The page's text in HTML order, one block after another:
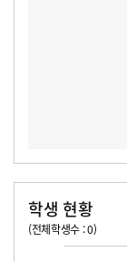
학생 현황
(전체학생수 : 0)